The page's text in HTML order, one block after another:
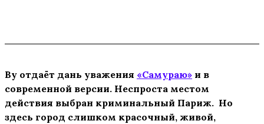
Ву отдаёт дань уважения «Самураю» и в
современной версии. Неспроста местом
действия выбран криминальный Париж. Но
здесь город слишком красочный, живой,